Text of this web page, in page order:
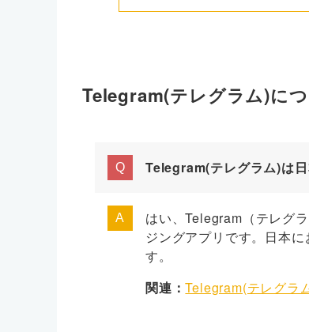
Telegram(テレグラム)に
Telegram(テレグラム)は
はい、Telegram（テレグ
ジングアプリです。日本
す。
関連：Telegram(テレグラ